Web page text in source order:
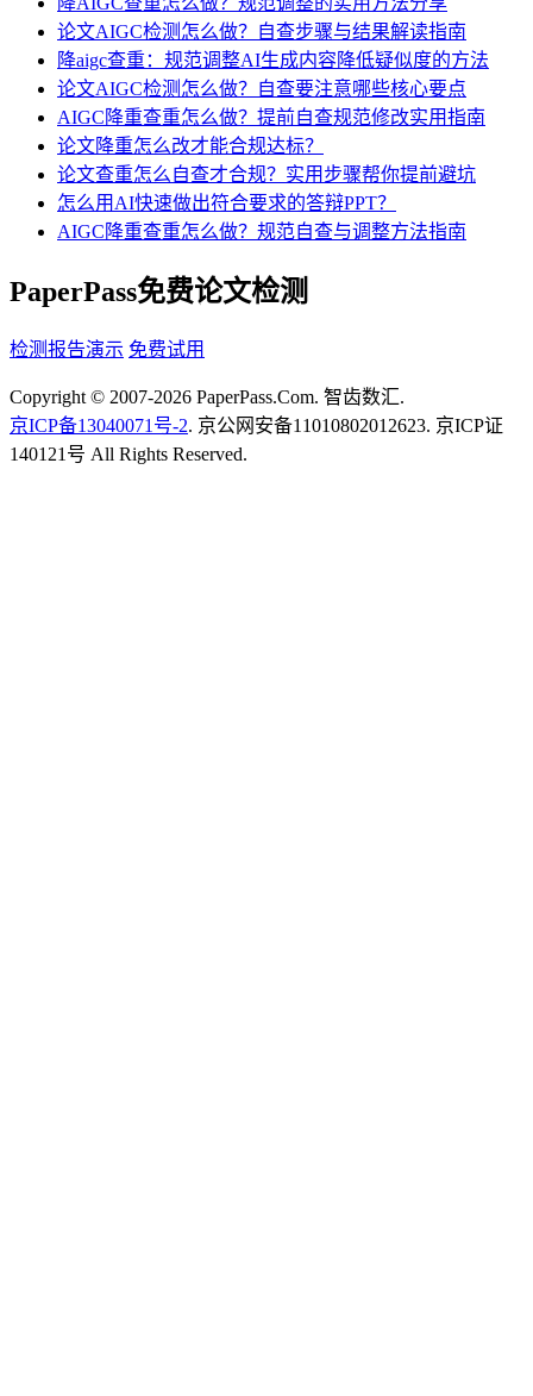
论文AIGC检测怎么做？自查步骤与结果解读指南
降aigc查重：规范调整AI生成内容降低疑似度的方法
论文AIGC检测怎么做？自查要注意哪些核心要点
AIGC降重查重怎么做？提前自查规范修改实用指南
论文降重怎么改才能合规达标？
论文查重怎么自查才合规？实用步骤帮你提前避坑
怎么用AI快速做出符合要求的答辩PPT？
AIGC降重查重怎么做？规范自查与调整方法指南
PaperPass免费论文检测
检测报告演示 免费试用
Copyright © 2007-2026 PaperPass.Com. 智齿数汇.
京ICP备13040071号-2. 京公网安备11010802012623. 京ICP证
140121号 All Rights Reserved.